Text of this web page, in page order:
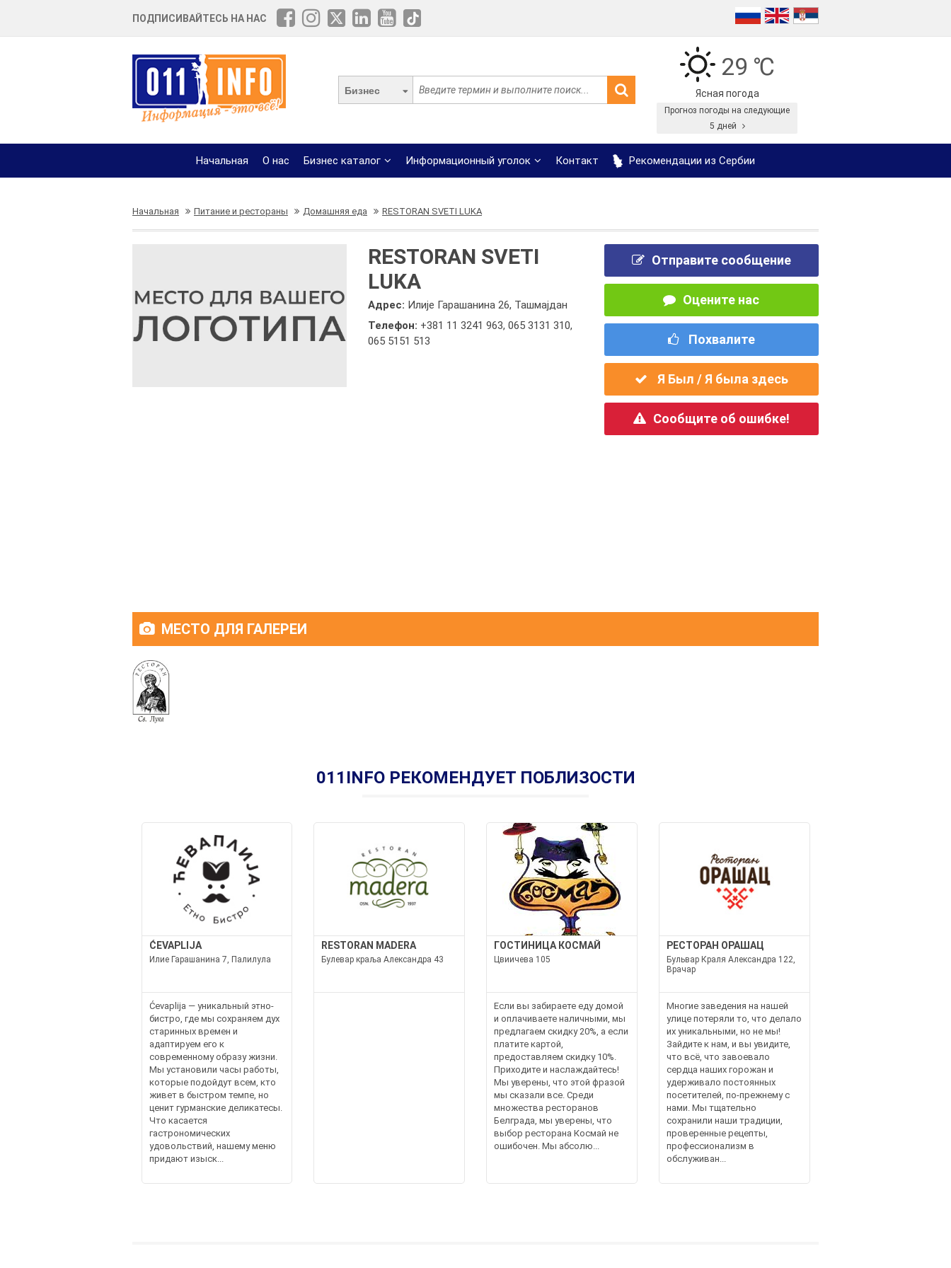
ПОДПИСИВАЙТЕСЬ НА НАС
Бизнес
29 ℃
Ясная погода
Прогноз погоды на следующие
5 дней
Начальная О нас Бизнес каталог Информационный уголок Контакт Рекомендации из Сербии
Начальная Питание и рестораны Домашняя еда RESTORAN SVETI LUKA
RESTORAN SVETI
LUKA
Адрес: Илије Гарашанина 26, Ташмајдан
Телефон: +381 11 3241 963,065 3131 310,
065 5151 513
Отправите сообщение
Оцените нас
Похвалите
Я Был / Я была здесь
Сообщите об ошибке!
МЕСТО ДЛЯ ГАЛЕРЕИ
011INFO РЕКОМЕНДУЕТ ПОБЛИЗОСТИ
ĆEVAPLIJA
Илие Гарашанина 7, Палилула
Ćevaplija — уникальный этно-
бистро, где мы сохраняем дух
старинных времен и
адаптируем его к
современному образу жизни.
Мы установили часы работы,
которые подойдут всем, кто
живет в быстром темпе, но
ценит гурманские деликатесы.
Что касается
гастрономических
удовольствий, нашему меню
придают изыск...
RESTORAN MADERA
Булевар краља Александра 43
ГОСТИНИЦА КОСМАЙ
Цвиичева 105
Если вы забираете еду домой
и оплачиваете наличными, мы
предлагаем скидку 20%, а если
платите картой,
предоставляем скидку 10%.
Приходите и наслаждайтесь!
Мы уверены, что этой фразой
мы сказали все. Среди
множества ресторанов
Белграда, мы уверены, что
выбор ресторана Космай не
ошибочен. Мы абсолю...
РЕСТОРАН ОРАШАЦ
Бульвар Краля Александра 122,
Врачар
Многие заведения на нашей
улице потеряли то, что делало
их уникальными, но не мы!
Зайдите к нам, и вы увидите,
что всё, что завоевало
сердца наших горожан и
удерживало постоянных
посетителей, по-прежнему с
нами. Мы тщательно
сохранили наши традиции,
проверенные рецепты,
профессионализм в
обслуживан...